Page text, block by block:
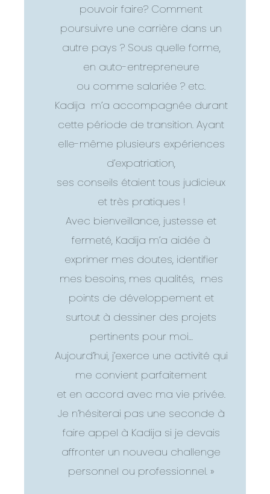
pouvoir faire? Comment
poursuivre une carrière dans un
autre pays ? Sous quelle forme,
en auto-entrepreneure
ou comme salariée ? etc.
Kadija m’a accompagnée durant
cette période de transition. Ayant
elle-même plusieurs expériences
d’expatriation,
ses conseils étaient tous judicieux
et très pratiques !
Avec bienveillance, justesse et
fermeté, Kadija m’a aidée à
exprimer mes doutes, identifier
mes besoins, mes qualités, mes
points de développement et
surtout à dessiner des projets
pertinents pour moi…
Aujourd’hui, j’exerce une activité qui
me convient parfaitement
et en accord avec ma vie privée.
Je n’hésiterai pas une seconde à
faire appel à Kadija si je devais
affronter un nouveau challenge
personnel ou professionnel. »